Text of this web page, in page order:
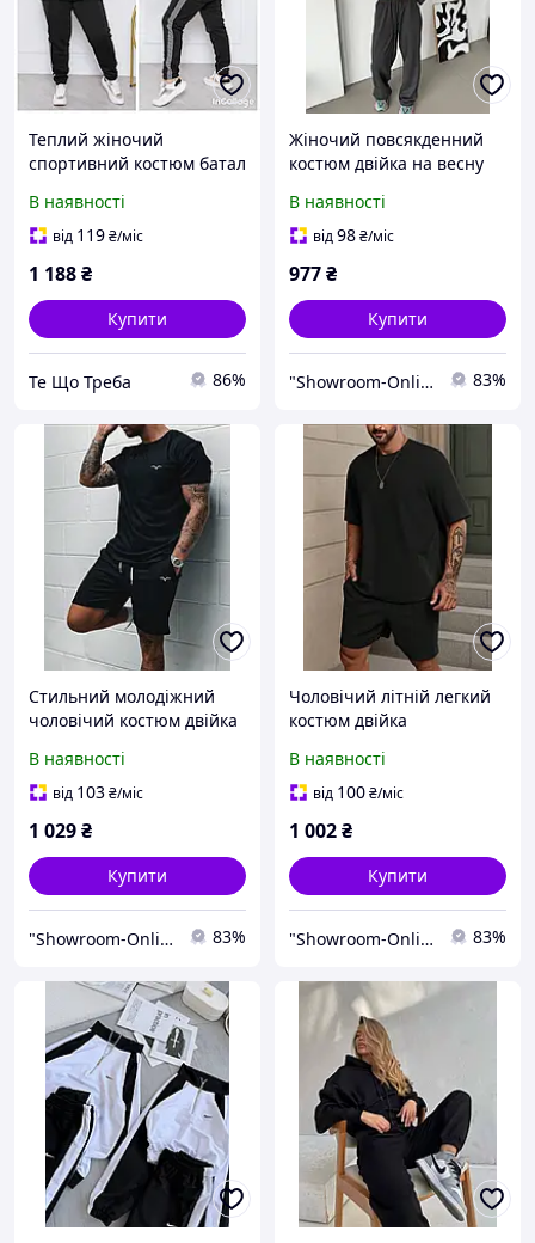
Теплий жіночий
спортивний костюм батал
варіант
В наявності
від 119₴/міс
1 188₴
Купити
Те Що Треба 86%
Жіночий повсякденний
костюм двійка на весну
В наявності
від98₴/міс
977₴
Купити
"Showroom-Online": Тисячі образів — один клік! 83%
Стильний молодіжний
чоловічий костюм двійка
48,50-52,52-54
В наявності
від 103₴/міс
1 029₴
Купити
"Showroom-Online": Тисячі образів — один клік! 83%
Чоловічий літній легкий
костюм двійка
48,50-52,52-54
В наявності
від 100₴/міс
1 002₴
Купити
"Showroom-Online": Тисячі образів — один клік! 83%